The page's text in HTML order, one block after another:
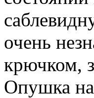
очень
крючком,
Опушка на